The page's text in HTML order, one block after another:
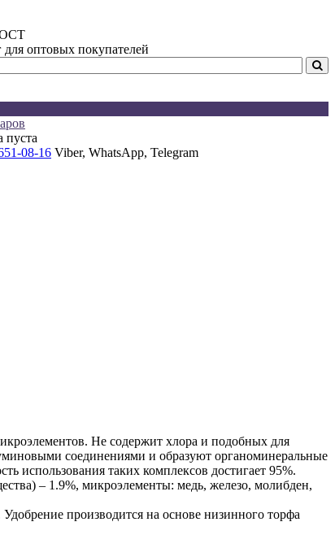
для оптовых покупателей
пуста
08-16 Viber, WhatsApp, Telegram
Не содержит хлора и подобных для
соединениями и образуют органоминеральные
использования таких комплексов достигает 95%.
– 1.9%, микроэлементы: медь, железо, молибден,
производится на основе низинного торфа